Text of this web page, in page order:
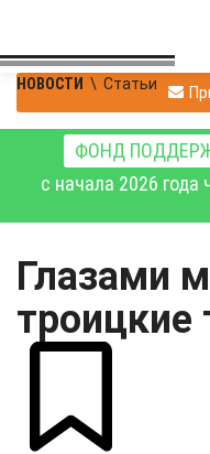
НОВОСТИ \ Статьи
ФОНД
с начала 2026 года
Глазами
троицкие